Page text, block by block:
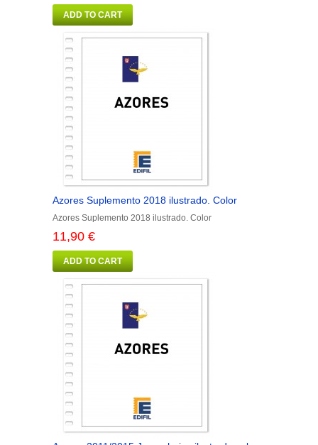
ADD TO CART
Azores Suplemento 2018 ilustrado. Color
Azores Suplemento 2018 ilustrado. Color
11,90 €
ADD TO CART